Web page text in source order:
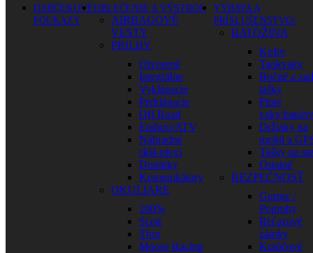
DARČEKOVÉ
POUKAZY
OBLEČENIE A VÝSTROJ
AIRBAGOVÉ
VESTY
PRILBY
Otvorené
Integrálne
Vyklápacie
Preklápacie
Off Road
Enduro/ATV
Náhradné
sklá-plexi
Doplnky
Komunikátory
OKULIARE
100%
Scott
Thor
Moose Racing
VÝBAVA A
PRÍSLUŠENSTVO
BATOŽINA
Kufre
Tankvaky
Bočné a
tašky
Pitné
vaky/batohy
Držiaky na
mobil a
Tašky na
Ostatné
BEZPEČNOSŤ
Gurtne /
Popruhy
Reťazové
zámky
Kotúčové